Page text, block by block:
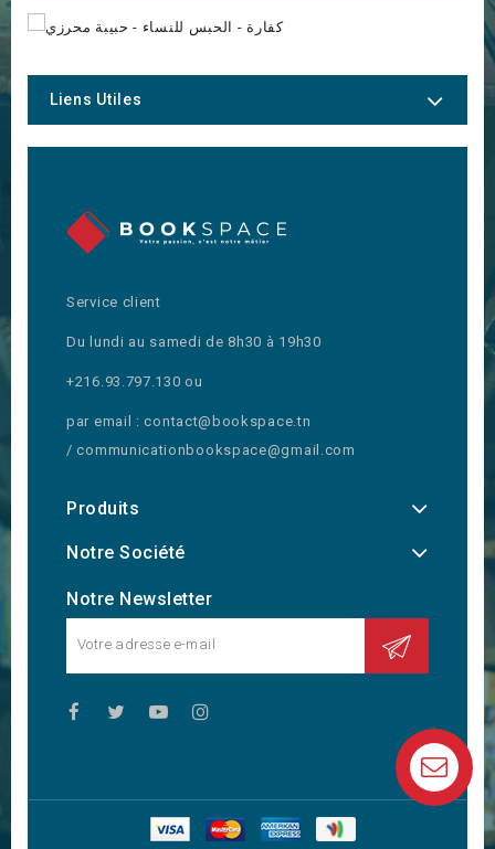
Liens Utiles
Service client
Du lundi au samedi de 8h30 à 19h30
+216.93.797.130 ou
par email : contact@bookspace.tn
/ communicationbookspace@gmail.com
Produits
Notre Société
Notre Newsletter